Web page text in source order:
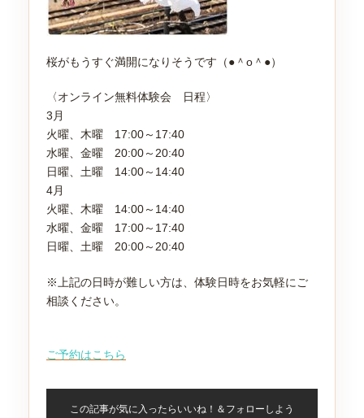
桜がもうすぐ満開になりそうです（●＾o＾●）
〈オンライン無料体験会 日程〉
3月
火曜、木曜 17:00～17:40
水曜、金曜 20:00～20:40
日曜、土曜 14:00～14:40
4月
火曜、木曜 14:00～14:40
水曜、金曜 17:00～17:40
日曜、土曜 20:00～20:40
※上記の日時が難しい方は、体験日時をお気軽にご
相談ください。
ご予約はこちら
この記事が気に入ったらいいね！＆フォローしよう